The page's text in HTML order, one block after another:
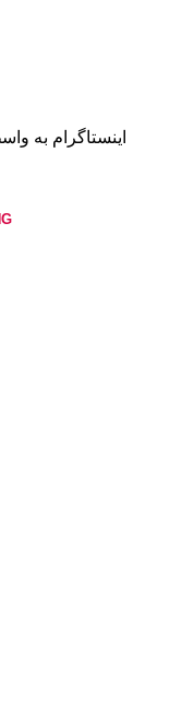
اینستاگرام به